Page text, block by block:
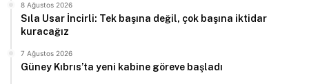
8 Ağustos 2026
Sıla Usar İncirli: Tek başına değil, çok başına iktidar
kuracağız
7 Ağustos 2026
Güney Kıbrıs’ta yeni kabine göreve başladı